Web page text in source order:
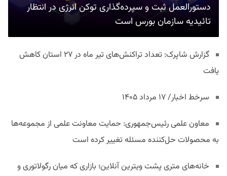
دستورالعمل ثبت و سپرده‌گذاری توکن انرژی در انتظار
تائیدیه سازمان بورس است
گزارش شاپرک: تعداد تراکنش‌های تیر ماه در ۲۷ استان‌ کاهش
یافت
سرخط اخبار/ ۱۷ مرداد ۱۴۰۵
معاون علمی رئیس‌جمهوری: حمایت معاونت علمی از مجموعه‌ها
به محصولات حل‌کننده مسئله تغییر کرده است
خانه‌های متری پشت ویترین آنلاین؛ بازاری که میان رگولاتوری و